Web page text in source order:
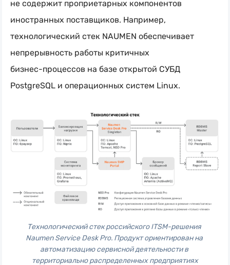
не содержит проприетарных компонентов
иностранных поставщиков. Например,
технологический стек NAUMEN обеспечивает
непрерывность работы критичных
бизнес-процессов на базе открытой СУБД
PostgreSQL и операционных систем Linux.
Технологический стек российского ITSM-решения
Naumen Service Desk Pro. Продукт ориентирован на
автоматизацию сервисной деятельности в
территориально распределенных предприятиях